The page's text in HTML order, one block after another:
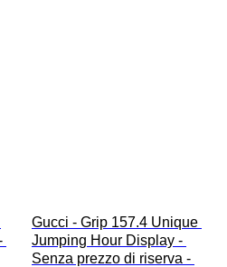
Gucci - Grip 157.4 Unique
Jumping Hour Display -
Senza prezzo di riserva -